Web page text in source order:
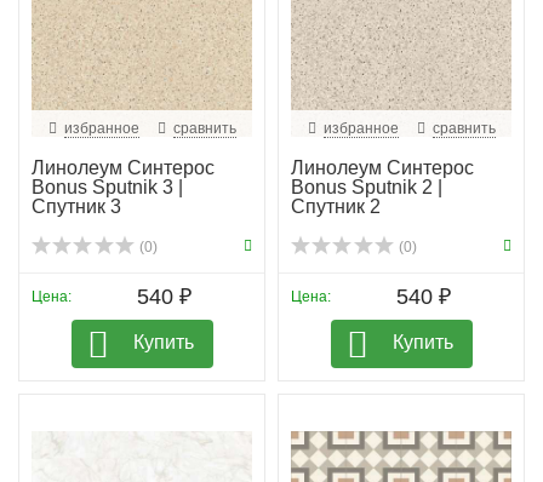
избранное сравнить
Линолеум Синтерос
Bonus Sputnik 3 |
Спутник 3
(0)
Цена: 540 ₽
Купить
избранное сравнить
Линолеум Синтерос
Bonus Sputnik 2 |
Спутник 2
(0)
Цена: 540 ₽
Купить